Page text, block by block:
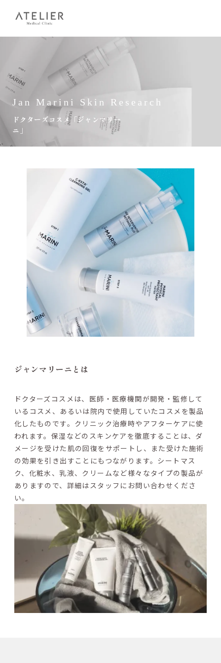
Jan Marini Skin Research
ドクターズコスメ「ジャンマリー
ニ」
ジャンマリーニとは
ドクターズコスメは、医師・医療機関が開発・監修して
いるコスメ、あるいは院内で使用していたコスメを製品
化したものです。クリニック治療時やアフターケアに使
われます。保湿などのスキンケアを徹底することは、ダ
メージを受けた肌の回復をサポートし、また受けた施術
の効果を引き出すことにもつながります。シートマス
ク、化粧水、乳液、クリームなど様々なタイプの製品が
ありますので、詳細はスタッフにお問い合わせくださ
い。